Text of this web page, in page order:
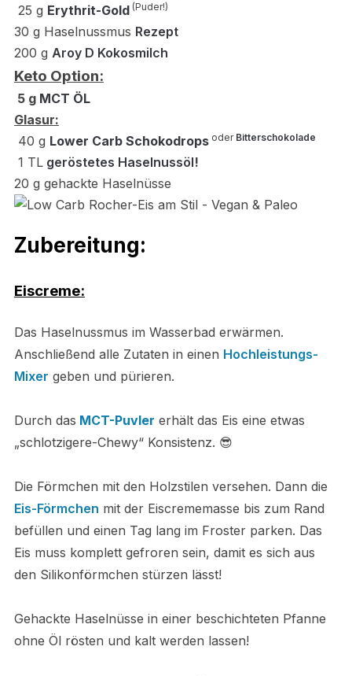
25 g Erythrit-Gold(Puder!)
30 g Haselnussmus Rezept
200 g Aroy D Kokosmilch
Keto Option:
5 g MCT ÖL
Glasur:
40 g Lower Carb Schokodrops oder Bitterschokolade
1 TL geröstetes Haselnussöl!
20 g gehackte Haselnüsse
Zubereitung:
Eiscreme:
Das Haselnussmus im Wasserbad erwärmen.
Anschließend alle Zutaten in einen Hochleistungs-
Mixer geben und pürieren.
Durch das MCT-Puvler erhält das Eis eine etwas
„schlotzigere-Chewy“ Konsistenz. 😎
Die Förmchen mit den Holzstilen versehen. Dann die
Eis-Förmchen mit der Eiscrememasse bis zum Rand
befüllen und einen Tag lang im Froster parken. Das
Eis muss komplett gefroren sein, damit es sich aus
den Silikonförmchen stürzen lässt!
Gehackte Haselnüsse in einer beschichteten Pfanne
ohne Öl rösten und kalt werden lassen!